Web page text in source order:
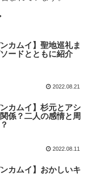
ンカムイ】聖地巡礼ま
ードとともに紹介
2022.08.21
ンカムイ】杉元とアシ
係？二人の感情と周
2022.08.11
ンカムイ】おかしいキ